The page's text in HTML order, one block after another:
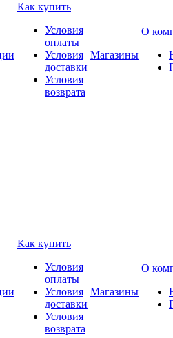
Как купить
Условия
оплаты
Условия
доставки
Условия
возврата
Магазины
О
Как купить
Условия
оплаты
Условия
доставки
Условия
возврата
Магазины
О